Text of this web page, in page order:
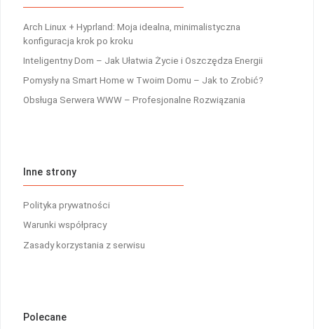
Arch Linux + Hyprland: Moja idealna, minimalistyczna
konfiguracja krok po kroku
Inteligentny Dom – Jak Ułatwia Życie i Oszczędza Energii
Pomysły na Smart Home w Twoim Domu – Jak to Zrobić?
Obsługa Serwera WWW – Profesjonalne Rozwiązania
Inne strony
Polityka prywatności
Warunki współpracy
Zasady korzystania z serwisu
Polecane